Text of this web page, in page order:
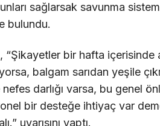
sağlarsak savunma
bulundu.
“Şikayetler bir hafta içerisinde
balgam sarıdan yeşile
nefes darlığı varsa, bu genel
bir desteğe ihtiyaç var
uyarısını yaptı.